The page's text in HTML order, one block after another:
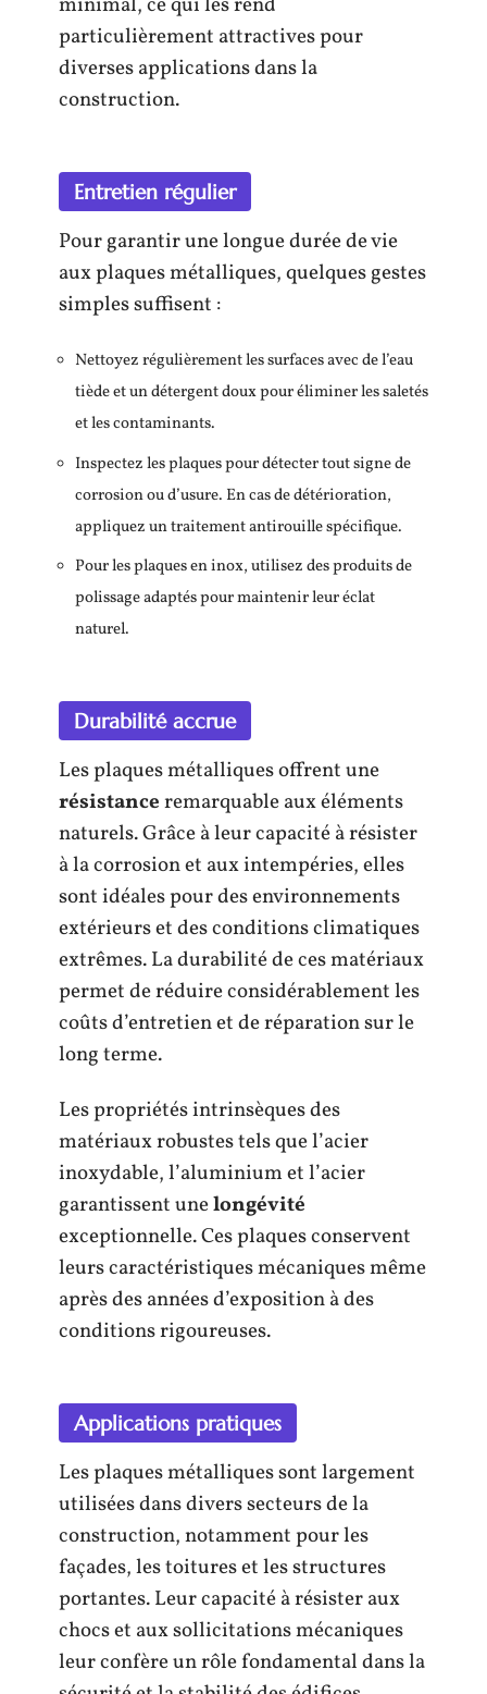
particulièrement attractives pour
diverses applications dans la
construction.
Entretien régulier
Pour garantir une longue durée de vie
aux plaques métalliques, quelques gestes
simples suffisent :
Nettoyez régulièrement les surfaces avec de l’eau
tiède et un détergent doux pour éliminer les saletés
et les contaminants.
Inspectez les plaques pour détecter tout signe de
corrosion ou d’usure. En cas de détérioration,
appliquez un traitement antirouille spécifique.
Pour les plaques en inox, utilisez des produits de
polissage adaptés pour maintenir leur éclat
naturel.
Durabilité accrue
Les plaques métalliques offrent une
résistanceremarquable aux éléments
naturels. Grâce à leur capacité à résister
à la corrosion et aux intempéries, elles
sont idéales pour des environnements
extérieurs et des conditions climatiques
extrêmes. La durabilité de ces matériaux
permet de réduire considérablement les
coûts d’entretien et de réparation sur le
long terme.
Les propriétés intrinsèques des
matériaux robustes tels que l’acier
inoxydable, l’aluminium et l’acier
garantissent unelongévité
exceptionnelle. Ces plaques conservent
leurs caractéristiques mécaniques même
après des années d’exposition à des
conditions rigoureuses.
Applications pratiques
Les plaques métalliques sont largement
utilisées dans divers secteurs de la
construction, notamment pour les
façades, les toitures et les structures
portantes. Leur capacité à résister aux
chocs et aux sollicitations mécaniques
leur confère un rôle fondamental dans la